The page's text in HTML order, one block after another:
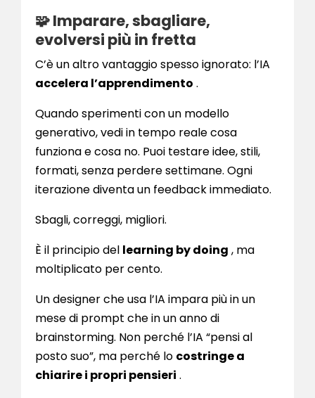
🧩 Imparare, sbagliare,
evolversi più in fretta
C’è un altro vantaggio spesso ignorato: l’IA
accelera l’apprendimento .
Quando sperimenti con un modello
generativo, vedi in tempo reale cosa
funziona e cosa no. Puoi testare idee, stili,
formati, senza perdere settimane. Ogni
iterazione diventa un feedback immediato.
Sbagli, correggi, migliori.
È il principio del learning by doing , ma
moltiplicato per cento.
Un designer che usa l’IA impara più in un
mese di prompt che in un anno di
brainstorming. Non perché l’IA “pensi al
posto suo”, ma perché lo costringe a
chiarire i propri pensieri .